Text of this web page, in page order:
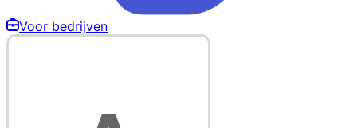
Voor bedrijven